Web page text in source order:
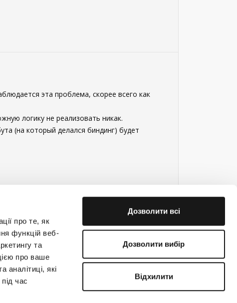
про те, як
функцій веб-
та
про ваше
які
час
Дозволити всі
Дозволити вибір
Відхилити
эта проблема, скорее всего как
логику не реализовать никак.
(на который делался биндинг) будет
на связи!
+38 (044) 363-31-33 support@creatio.com